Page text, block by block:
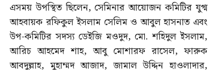
এসময় উপস্থিত ছিলেন, সেমিনার আয়োজন কমিটির যুগ্ম
আহবায়ক রফিকুল ইসলাম সেলিম ও আবুল হাসনাত এবং
উপ-কমিটির সদস্য ডেইজি মওদুদ, মো. শহিদুল ইসলাম,
আরিচ আহমেদ শাহ, আবু মোশারফ রাসেল, ফারুক
আবদুল্লাহ, মুহাম্মদ আজাদ, জামাল উদ্দিন হাওলাদার,